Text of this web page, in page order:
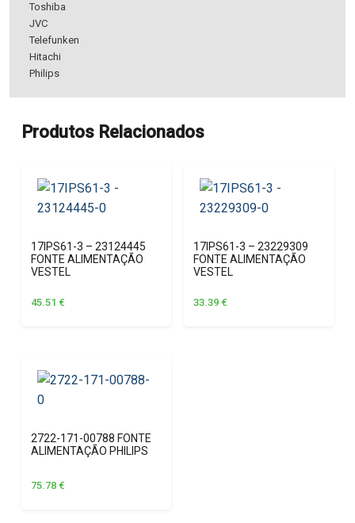
Toshiba
JVC
Telefunken
Hitachi
Philips
Produtos Relacionados
17IPS61-3 – 23124445
FONTE ALIMENTAÇÃO
VESTEL
45.51 €
17IPS61-3 – 23229309
FONTE ALIMENTAÇÃO
VESTEL
33.39 €
2722-171-00788 FONTE
ALIMENTAÇÃO PHILIPS
75.78 €